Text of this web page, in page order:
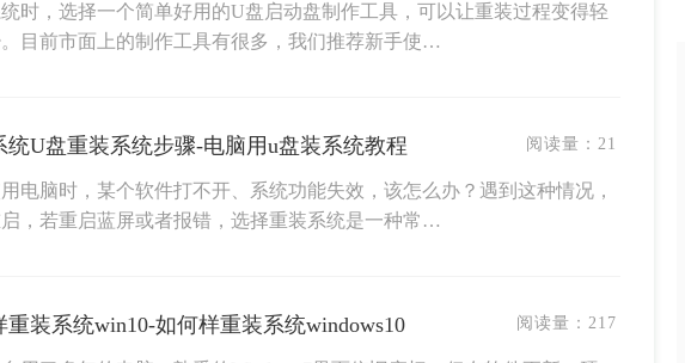
时，选择一个简单好用的U盘启动盘制作工具，可以让重装过程变得轻
目前市面上的制作工具有很多，我们推荐新手使…
统U盘重装系统步骤-电脑用u盘装系统教程 阅读量： 21
电脑时，某个软件打不开、系统功能失效，该怎么办？遇到这种情况，
，若重启蓝屏或者报错，选择重装系统是一种常…
重装系统win10-如何样重装系统windows10 阅读量： 217